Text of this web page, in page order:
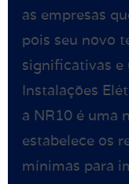
as empresas
pois seu novo
significativas e
Instalações
a NR10 é uma
estabelece os
mínimas para